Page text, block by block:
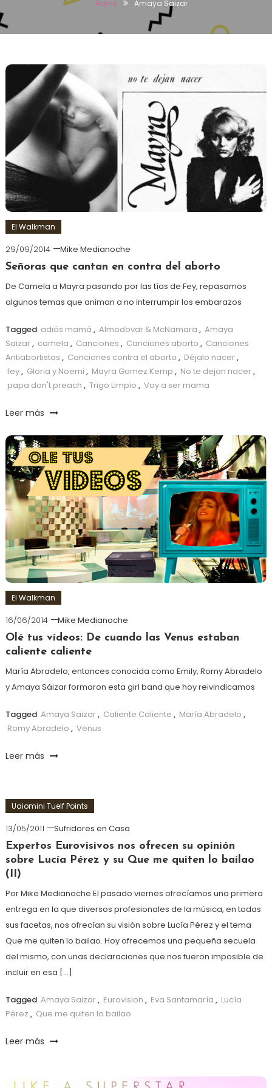
Home Amaya Saizar
El Walkman
29/09/2014
Mike Medianoche
Señoras que cantan en contra del aborto
De Camela a Mayra pasando por las tías de Fey, repasamos
algunos temas que animan a no interrumpir los embarazos
Tagged adiós mamá , Almodovar & McNamara , Amaya
Saizar, camela , Canciones , Canciones aborto , Canciones
Antiabortistas , Canciones contra el aborto , Déjalo nacer,
fey, Gloria y Noemi , Mayra Gomez Kemp , No te dejan nacer,
papa don't preach , Trigo Limpio , Voy a ser mama
Leer más
El Walkman
16/06/2014
Mike Medianoche
Olé tus vídeos: De cuando las Venus estaban
caliente caliente
María Abradelo, entonces conocida como Emily, Romy Abradelo
y Amaya Sáizar formaron esta girl band que hoy reivindicamos
Tagged Amaya Saizar, Caliente Caliente , María Abradelo ,
Romy Abradelo , Venus
Leer más
Uaiomini Tuelf Points
13/05/2011
Sufridores en Casa
Expertos Eurovisivos nos ofrecen su opinión
sobre Lucía Pérez y su Que me quiten lo bailao
(II)
Por Mike Medianoche El pasado viernes ofrecíamos una primera
entrega en la que diversos profesionales de la música, en todas
sus facetas, nos ofrecían su visión sobre Lucía Pérez y el tema
Que me quiten lo bailao. Hoy ofrecemos una pequeña secuela
del mismo, con unas declaraciones que nos fueron imposible de
incluir en esa […]
Tagged Amaya Saizar, Eurovision , Eva Santamaría , Lucía
Pérez , Que me quiten lo bailao
Leer más